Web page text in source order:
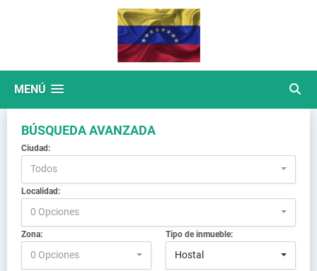
MENÚ
BÚSQUEDA AVANZADA
Ciudad:
Todos
Localidad:
0 Opciones
Zona:
0 Opciones
Tipo de inmueble:
Hostal